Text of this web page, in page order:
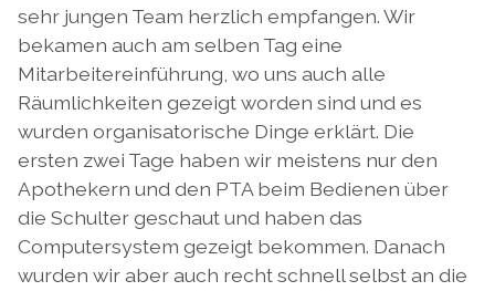
sehr jungen Team herzlich empfangen. Wir
bekamen auch am selben Tag eine
Mitarbeitereinführung, wo uns auch alle
Räumlichkeiten gezeigt worden sind und es
wurden organisatorische Dinge erklärt. Die
ersten zwei Tage haben wir meistens nur den
Apothekern und den PTA beim Bedienen über
die Schulter geschaut und haben das
Computersystem gezeigt bekommen. Danach
wurden wir aber auch recht schnell selbst an die